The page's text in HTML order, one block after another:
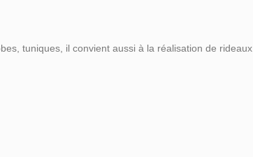
tuniques, il convient aussi à la réalisation de rideaux.